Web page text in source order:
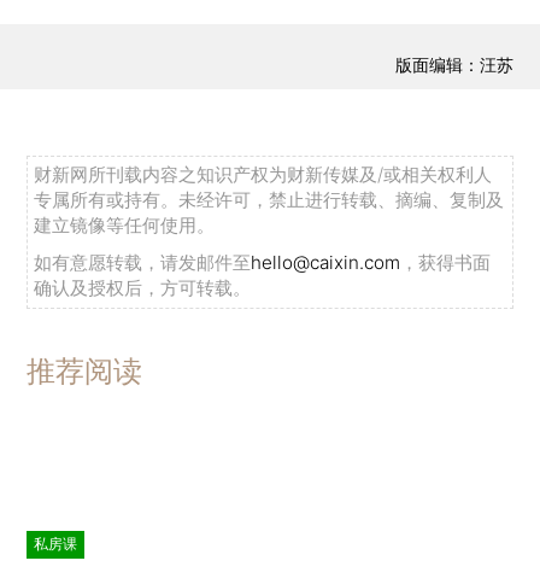
版面编辑：汪苏
财新网所刊载内容之知识产权为财新传媒及/或相关权利人
专属所有或持有。未经许可，禁止进行转载、摘编、复制及
建立镜像等任何使用。
如有意愿转载，请发邮件至hello@caixin.com ，获得书面
确认及授权后，方可转载。
推荐阅读
私房课